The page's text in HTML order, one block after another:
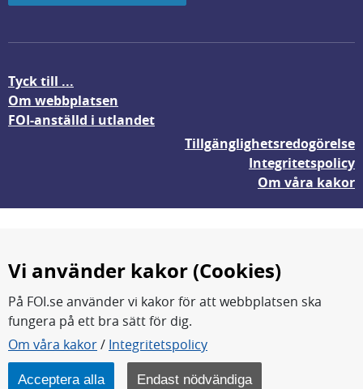
Tyck till ...
Om webbplatsen
FOI-anställd i utlandet
Tillgänglighetsredogörelse
Integritetspolicy
Om våra kakor
FOI forskar för en säkrare värld.
FOI:s kärnverksamhet är forskning, metod- och
teknikutveckling samt analyser och studier.
Vi använder kakor (Cookies)
På FOI.se använder vi kakor för att webbplatsen ska
fungera på ett bra sätt för dig.
Om våra kakor/ Integritetspolicy
Acceptera alla Endast nödvändiga